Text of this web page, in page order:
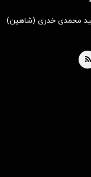
محمدی خدری (شاهین)